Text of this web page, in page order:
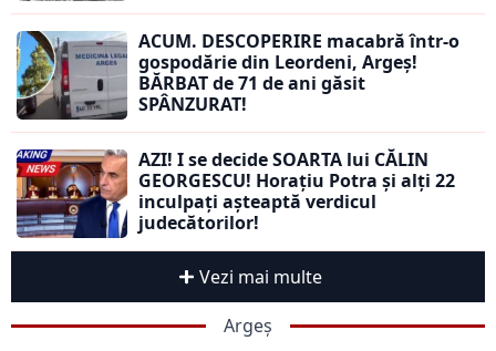
ACUM. DESCOPERIRE macabră într-o
gospodărie din Leordeni, Argeș!
BĂRBAT de 71 de ani găsit
SPÂNZURAT!
AZI! I se decide SOARTA lui CĂLIN
GEORGESCU! Horațiu Potra și alți 22
inculpați așteaptă verdicul
judecătorilor!
Vezi mai multe
Argeș